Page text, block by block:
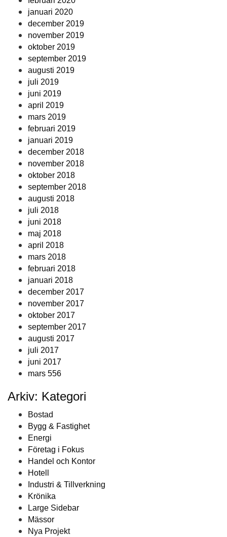
januari 2020
december 2019
november 2019
oktober 2019
september 2019
augusti 2019
juli 2019
juni 2019
april 2019
mars 2019
februari 2019
januari 2019
december 2018
november 2018
oktober 2018
september 2018
augusti 2018
juli 2018
juni 2018
maj 2018
april 2018
mars 2018
februari 2018
januari 2018
december 2017
november 2017
oktober 2017
september 2017
augusti 2017
juli 2017
juni 2017
mars 556
Arkiv: Kategori
Bostad
Bygg & Fastighet
Energi
Företag i Fokus
Handel och Kontor
Hotell
Industri & Tillverkning
Krönika
Large Sidebar
Mässor
Nya Projekt